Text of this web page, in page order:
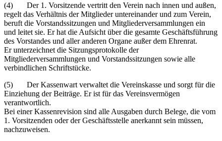
(4) Der 1. Vorsitzende vertritt den Verein nach innen und außen,
regelt das Verhältnis der Mitglieder untereinander und zum Verein,
beruft die Vorstandssitzungen und Mitgliederversammlungen ein
und leitet sie. Er hat die Aufsicht über die gesamte Geschäftsführung
des Vorstandes und aller anderen Organe außer dem Ehrenrat.
Er unterzeichnet die Sitzungsprotokolle der
Mitgliederversammlungen und Vorstandssitzungen sowie alle
verbindlichen Schriftstücke.
(5) Der Kassenwart verwaltet die Vereinskasse und sorgt für die
Einziehung der Beiträge. Er ist für das Vereinsvermögen
verantwortlich.
Bei einer Kassenrevision sind alle Ausgaben durch Belege, die vom
1. Vorsitzenden oder der Geschäftsstelle anerkannt sein müssen,
nachzuweisen.